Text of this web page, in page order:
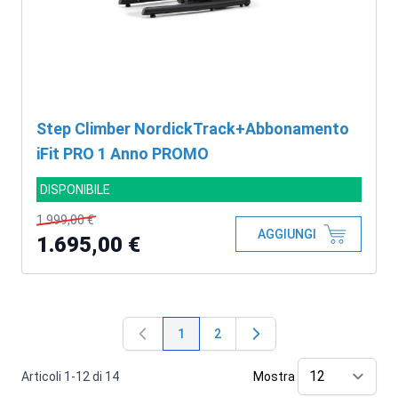
Step Climber NordickTrack+Abbonamento
iFit PRO 1 Anno PROMO
DISPONIBILE
1.999,00 €
1.695,00 € AGGIUNGI
Articoli 1 -12 di 14
Attualmente stai leggendo la pagina
1
Pagina
2
Mostra